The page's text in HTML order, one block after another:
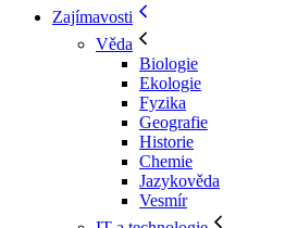
Zajímavosti
Věda
Biologie
Ekologie
Fyzika
Geografie
Historie
Chemie
Jazykověda
Vesmír